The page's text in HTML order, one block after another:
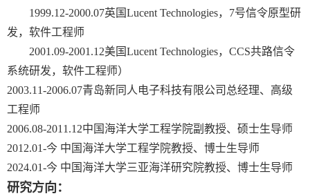
1999.12-2000.07英国Lucent Technologies， 7号信令原型研
发，软件工程师
2001.09-2001.12美国Lucent Technologies， CCS共路信令
系统研发，软件工程师）
2003.11-2006.07青岛新同人电子科技有限公司总经理、高级
工程师
2006.08-2011.12中国海洋大学工程学院副教授、硕士生导师
2012.01-今 中国海洋大学工程学院教授、博士生导师
2024.01-今 中国海洋大学三亚海洋研究院教授、博士生导师
研究方向：